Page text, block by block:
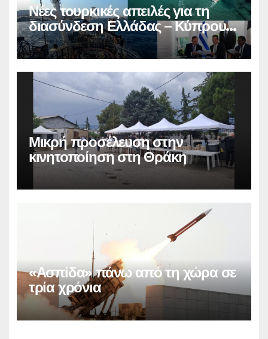
Νέες τουρκικές απειλές για τη
διασύνδεση Ελλάδας – Κύπρου –
Ισραήλ
Μικρή προσέλευση στην
κινητοποίηση στη Θράκη
«Ασπίδα» πάνω από τη χώρα σε
τρία χρόνια